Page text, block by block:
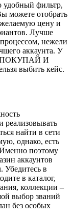
фильтр,
можете отобрать
цену и
Лучше
нежели
аккаунта. У
– ПОКУПАЙ И
выбить кейс.
реализовывать
найти в сети
однако, есть
Именно поэтому
аккаунтов
в
в каталог,
коллекции –
выбор званий
без особых